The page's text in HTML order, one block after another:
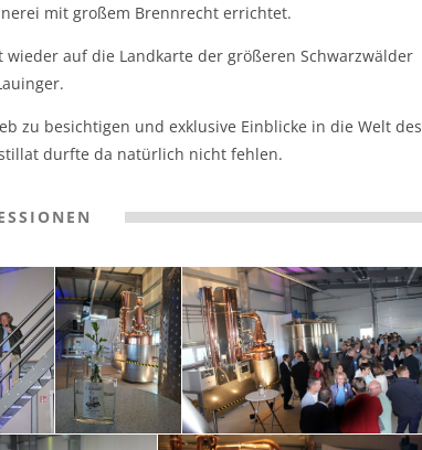
mit großem Brennrecht errichtet.
auf die Landkarte der größeren Schwarzwälder
zu besichtigen und exklusive Einblicke in die Welt des
durfte da natürlich nicht fehlen.